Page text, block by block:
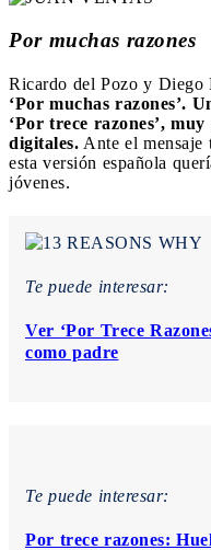
Por muchas razones
Ricardo del Pozo y Diego
‘Por muchas razones’.
‘Por trece razones’,
digitales. Ante el mensaje
esta versión española
jóvenes.
Te puede interesar:
Ver ‘Por Trece
como padre
Te puede interesar:
Por trece razones: